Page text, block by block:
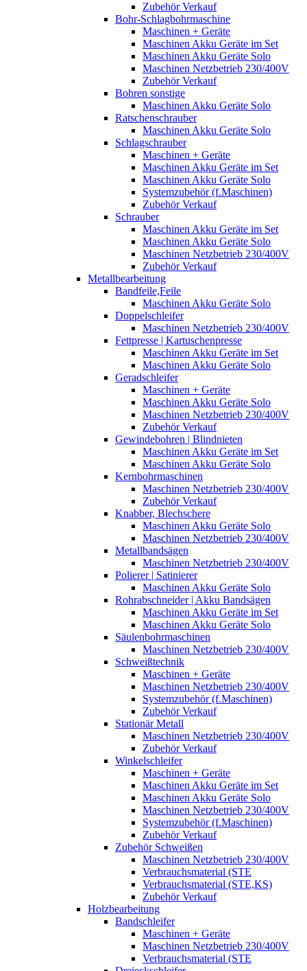
Zubehör Verkauf
Bohr-Schlagbohrmaschine
Maschinen + Geräte
Maschinen Akku Geräte im Set
Maschinen Akku Geräte Solo
Maschinen Netzbetrieb 230/400V
Zubehör Verkauf
Bohren sonstige
Maschinen Akku Geräte Solo
Ratschenschrauber
Maschinen Akku Geräte Solo
Schlagschrauber
Maschinen + Geräte
Maschinen Akku Geräte im Set
Maschinen Akku Geräte Solo
Systemzubehör (f.Maschinen)
Zubehör Verkauf
Schrauber
Maschinen Akku Geräte im Set
Maschinen Akku Geräte Solo
Maschinen Netzbetrieb 230/400V
Zubehör Verkauf
Metallbearbeitung
Bandfeile,Feile
Maschinen Akku Geräte Solo
Doppelschleifer
Maschinen Netzbetrieb 230/400V
Fettpresse | Kartuschenpresse
Maschinen Akku Geräte im Set
Maschinen Akku Geräte Solo
Geradschleifer
Maschinen + Geräte
Maschinen Akku Geräte Solo
Maschinen Netzbetrieb 230/400V
Zubehör Verkauf
Gewindebohren | Blindnieten
Maschinen Akku Geräte im Set
Maschinen Akku Geräte Solo
Kernbohrmaschinen
Maschinen Netzbetrieb 230/400V
Zubehör Verkauf
Knabber, Blechschere
Maschinen Akku Geräte Solo
Maschinen Netzbetrieb 230/400V
Metallbandsägen
Maschinen Netzbetrieb 230/400V
Polierer | Satinierer
Maschinen Akku Geräte Solo
Rohrabschneider | Akku Bandsägen
Maschinen Akku Geräte im Set
Maschinen Akku Geräte Solo
Säulenbohrmaschinen
Maschinen Netzbetrieb 230/400V
Schweißtechnik
Maschinen + Geräte
Maschinen Netzbetrieb 230/400V
Systemzubehör (f.Maschinen)
Zubehör Verkauf
Stationär Metall
Maschinen Netzbetrieb 230/400V
Zubehör Verkauf
Winkelschleifer
Maschinen + Geräte
Maschinen Akku Geräte im Set
Maschinen Akku Geräte Solo
Maschinen Netzbetrieb 230/400V
Systemzubehör (f.Maschinen)
Zubehör Verkauf
Zubehör Schweißen
Maschinen Netzbetrieb 230/400V
Verbrauchsmaterial (STE
Verbrauchsmaterial (STE,KS)
Zubehör Verkauf
Holzbearbeitung
Bandschleifer
Maschinen + Geräte
Maschinen Netzbetrieb 230/400V
Verbrauchsmaterial (STE